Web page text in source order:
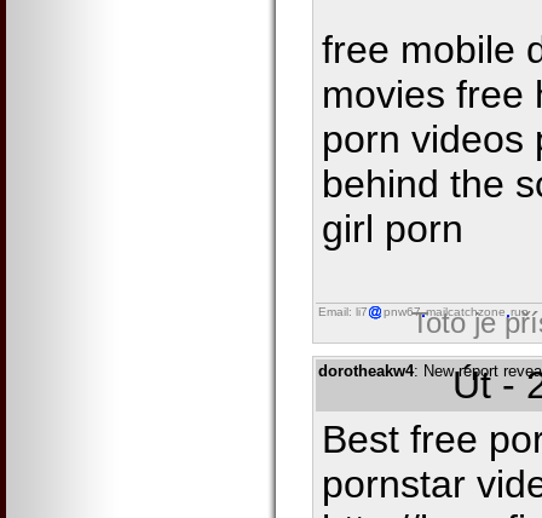
free mobile
movies free
porn videos
behind the
girl porn
Email: li7 pnw67 mailcatchzone run
Toto je
dorotheakw4: New report
Út -
Best free
pornstar